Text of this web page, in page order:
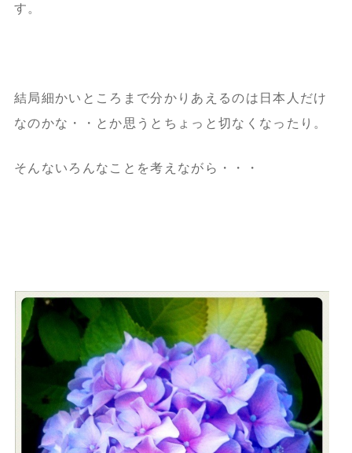
す。
結局細かいところまで分かりあえるのは日本人だけ
なのかな・・とか思うとちょっと切なくなったり。
そんないろんなことを考えながら・・・